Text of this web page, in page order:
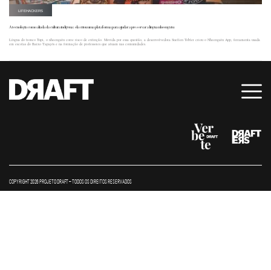
LIFEHACKERS
A tecnologia como aliada da cultura indígena: ela criou uma plataforma para ajudar a preservar a língua nheengatu
Língua do tronco Tupi, o nheengatu corre risco de extinção. Movida por essa questão, a desenvolvedora Suellen Tobler criou o Nheengatu App, ferramenta usada
em escolas do Baixo Tapajós e na formação de professores que atuam nas comunidades.
COPYRIGHT 2026 PROJETO DRAFT – TODOS OS DIREITOS RESERVADOS